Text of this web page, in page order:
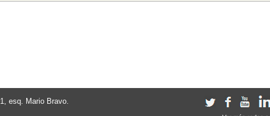
esq. Mario Bravo.